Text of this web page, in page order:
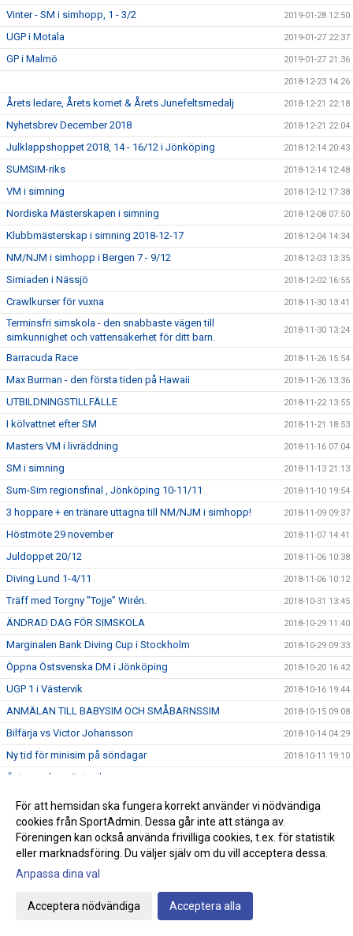
Vinter - SM i simhopp, 1 - 3/2 2019-01-28 12:50
UGP i Motala 2019-01-27 22:37
GP i Malmö 2019-01-27 21:36
2018-12-23 14:26
Årets ledare, Årets komet & Årets Junefeltsmedalj 2018-12-21 22:18
Nyhetsbrev December 2018 2018-12-21 22:04
Julklappshoppet 2018, 14 - 16/12 i Jönköping 2018-12-14 20:43
SUMSIM-riks 2018-12-14 12:48
VM i simning 2018-12-12 17:38
Nordiska Mästerskapen i simning 2018-12-08 07:50
Klubbmästerskap i simning 2018-12-17 2018-12-04 14:34
NM/NJM i simhopp i Bergen 7 - 9/12 2018-12-03 13:35
Simiaden i Nässjö 2018-12-02 16:55
Crawlkurser för vuxna 2018-11-30 13:41
Terminsfri simskola - den snabbaste vägen till
simkunnighet och vattensäkerhet för ditt barn.
2018-11-30 13:24
Barracuda Race 2018-11-26 15:54
Max Burman - den första tiden på Hawaii 2018-11-26 13:36
UTBILDNINGSTILLFÄLLE 2018-11-22 13:55
I kölvattnet efter SM 2018-11-21 18:53
Masters VM i livräddning 2018-11-16 07:04
SM i simning 2018-11-13 21:13
Sum-Sim regionsfinal , Jönköping 10-11/11 2018-11-10 19:54
3 hoppare + en tränare uttagna till NM/NJM i simhopp! 2018-11-09 09:37
Höstmöte 29 november 2018-11-07 14:41
Juldoppet 20/12 2018-11-06 10:38
Diving Lund 1-4/11 2018-11-06 10:12
Träff med Torgny ”Tojje” Wirén. 2018-10-31 13:45
ÄNDRAD DAG FÖR SIMSKOLA 2018-10-29 11:40
Marginalen Bank Diving Cup i Stockholm 2018-10-29 09:33
Öppna Östsvenska DM i Jönköping 2018-10-20 16:42
UGP 1 i Västervik 2018-10-16 19:44
ANMÄLAN TILL BABYSIM OCH SMÅBARNSSIM 2018-10-15 09:08
Bilfärja vs Victor Johansson 2018-10-14 04:29
Ny tid för minisim på söndagar 2018-10-11 19:10
Östsvenska mästerskapen
HÖSTLOVSKUL 2018 2018-10-05 10:22
LeWa-cup
Vinnare vid sponsorsimsportslotteriet 2018-09-28 10:53
Speedo Yards
För att hemsidan ska fungera korrekt använder vi nödvändiga
cookies från SportAdmin. Dessa går inte att stänga av.
Föreningen kan också använda frivilliga cookies, t.ex. för statistik
eller marknadsföring. Du väljer själv om du vill acceptera dessa.
Anpassa dina val
Acceptera nödvändiga Acceptera alla